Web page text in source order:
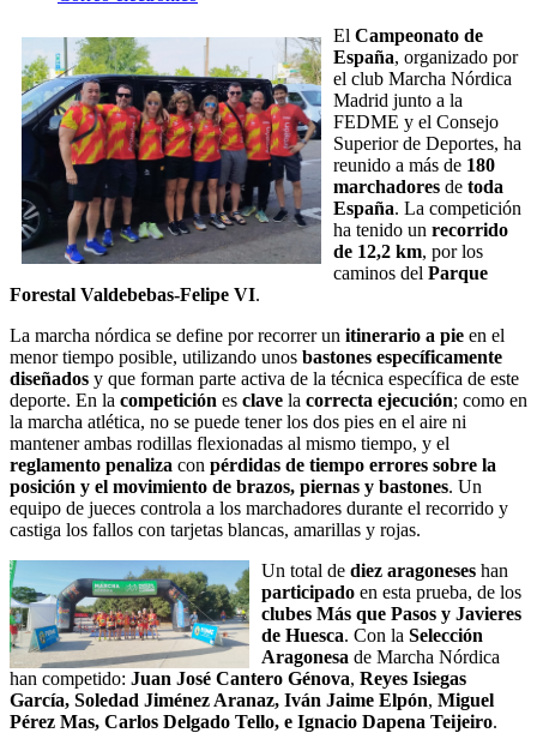
El Campeonato de
España, organizado por
el club Marcha Nórdica
Madrid junto a la
FEDME y el Consejo
Superior de Deportes, ha
reunido a más de 180
marchadores de toda
España. La competición
ha tenido un recorrido
de 12,2 km, por los
caminos del Parque
Forestal Valdebebas-Felipe VI.
La marcha nórdica se define por recorrer un itinerario a pie en el
menor tiempo posible, utilizando unos bastones específicamente
diseñados y que forman parte activa de la técnica específica de este
deporte. En la competición es clave la correcta ejecución; como en
la marcha atlética, no se puede tener los dos pies en el aire ni
mantener ambas rodillas flexionadas al mismo tiempo, y el
reglamento penaliza con pérdidas de tiempo errores sobre la
posición y el movimiento de brazos, piernas y bastones. Un
equipo de jueces controla a los marchadores durante el recorrido y
castiga los fallos con tarjetas blancas, amarillas y rojas.
Un total de diez aragoneses han
participado en esta prueba, de los
clubes Más que Pasos y Javieres
de Huesca. Con la Selección
Aragonesa de Marcha Nórdica
han competido: Juan José Cantero Génova, Reyes Isiegas
García, Soledad Jiménez Aranaz, Iván Jaime Elpón, Miguel
Pérez Mas, Carlos Delgado Tello, e Ignacio Dapena Teijeiro.